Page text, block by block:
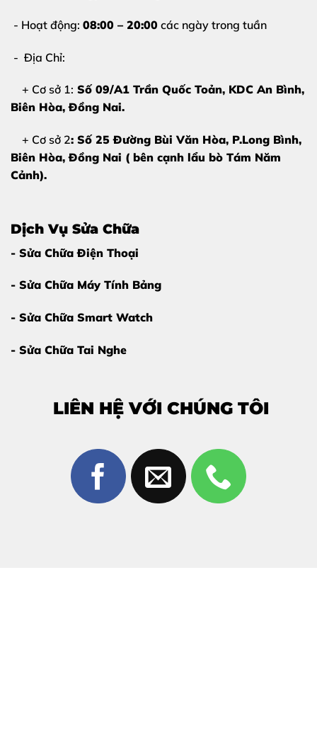
- Hoạt động: 08:00 – 20:00 các ngày trong tuần
- Địa Chỉ:
+ Cơ sở 1: Số 09/A1 Trần Quốc Toản, KDC An Bình,
Biên Hòa, Đồng Nai.
+ Cơ sở 2: Số 25 Đường Bùi Văn Hòa, P.Long Bình,
Biên Hòa, Đồng Nai ( bên cạnh lẩu bò Tám Năm
Cảnh).
Dịch Vụ Sửa Chữa
- Sửa Chữa Điện Thoại
- Sửa Chữa Máy Tính Bảng
- Sửa Chữa Smart Watch
- Sửa Chữa Tai Nghe
LIÊN HỆ VỚI CHÚNG TÔI